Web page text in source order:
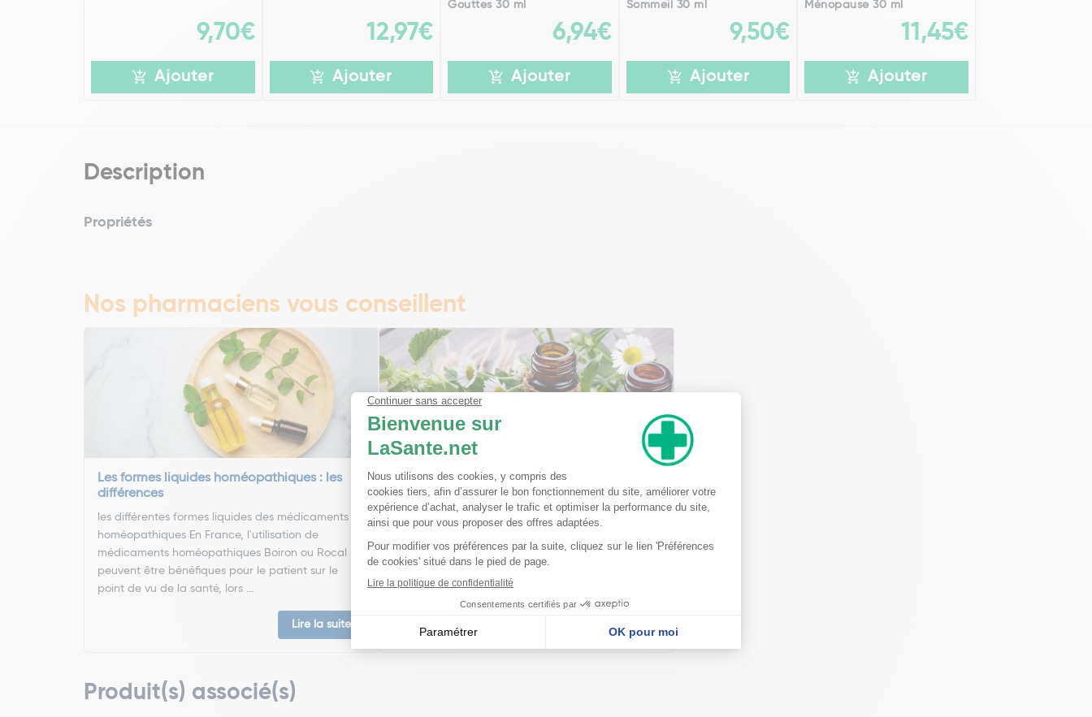
9,70€
Ajouter
12,97€
Ajouter
Gouttes 30 ml
6,94€
Ajouter
Sommeil 30 ml
9,50€
Ajouter
Ménopause 30 ml
11,45€
Ajouter
Description
Propriétés
Nos pharmaciens vous conseillent
Les formes liquides homéopathiques : les
différences
les différentes formes liquides des médicaments
homéopathiques En France, l'utilisation de
médicaments homéopathiques Boiron ou Rocal
peuvent être bénéfiques pour le patient sur le
point de vu de la santé, lors ...
Lire la suite
Ma trousse à pharmacie homéopathique
Ceci est un petit guide pratique des traitements
homéopathiques à avoir chez soi ! L'homéopathie
thérapeutique. Celle-ci est basée sur le principe
Produit(s) associé(s)